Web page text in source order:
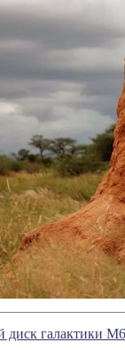
галактики